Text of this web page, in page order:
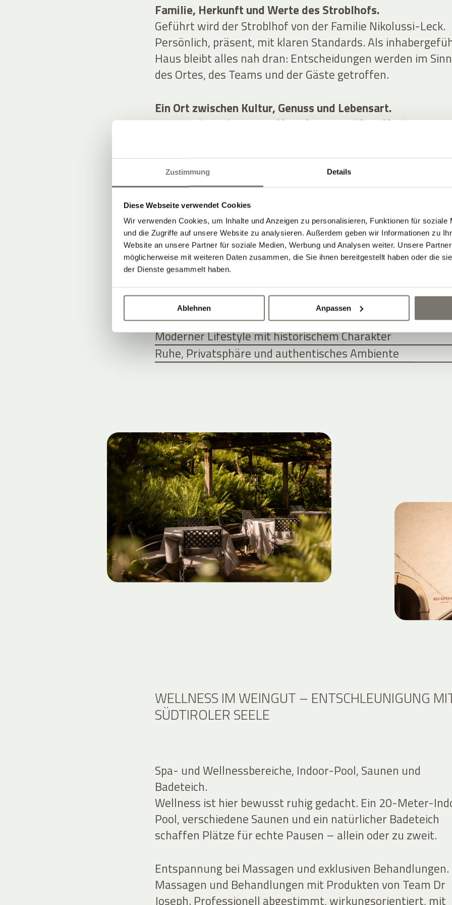
Zustimmung Details
Diese Webseite verwendet Cookies
Wir verwenden Cookies, um Inhalte und Anzeigen zu personalisieren, Funktionen für soziale
und die Zugriffe auf unsere Website zu analysieren. Außerdem geben wir Informationen zu
Website an unsere Partner für soziale Medien, Werbung und Analysen weiter. Unsere
möglicherweise mit weiteren Daten zusammen, die Sie ihnen bereitgestellt haben oder die
der Dienste gesammelt haben.
Ablehnen Anpassen
Familie, Herkunft und Werte des Stroblhofs.
Geführt wird der Stroblhof von der Familie Nikolussi-Leck.
Persönlich, präsent, mit klaren Standards. Als
Haus bleibt alles nah dran: Entscheidungen werden im
des Ortes, des Teams und der Gäste getroffen.
Ein Ort zwischen Kultur, Genuss und Lebensart.
Historische Substanz trifft auf zeitgemäße Offenheit.
Ergebnis: ein entspannter Ort mit Stil – ohne steife
Inszenierung.
UNSERE ANGEBOTE FÜR SIE
STILVOLL WOHNEN IM HISTORISCHEN WEINGUT-
Zimmer, Suiten und Apartments treffen zeitgemäße
Moderner Lifestyle mit historischem Charakter
Ruhe, Privatsphäre und authentisches Ambiente
WELLNESS IM WEINGUT – ENTSCHLEUNIGUNG
SÜDTIROLER SEELE
Spa- und Wellnessbereiche, Indoor-Pool, Saunen und
Badeteich.
Wellness ist hier bewusst ruhig gedacht. Ein 20-Meter-
Pool, verschiedene Saunen und ein natürlicher Badeteich
schaffen Plätze für echte Pausen – allein oder zu zweit.
Entspannung bei Massagen und exklusiven Behandlungen.
Massagen und Behandlungen mit Produkten von Team Dr
Joseph. Professionell abgestimmt, wirkungsorientiert, mit